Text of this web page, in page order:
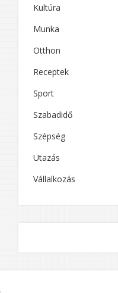
Kultúra
Munka
Otthon
Receptek
Sport
Szabadidő
Szépség
Utazás
Vállalkozás
.